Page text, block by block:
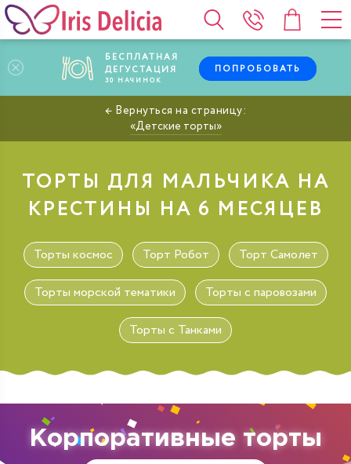
БЕСПЛАТНАЯ
ДЕГУСТАЦИЯ
30 НАЧИНОК
ПОПРОБОВАТЬ
Детские торты
ТОРТЫ ДЛЯ МАЛЬЧИКА НА
КРЕСТИНЫ НА 6 МЕСЯЦЕВ
Торты космос Торт Робот Торт Самолет
Торты морской тематики Торты с паровозами
Торты с Танками
Корпоративные торты